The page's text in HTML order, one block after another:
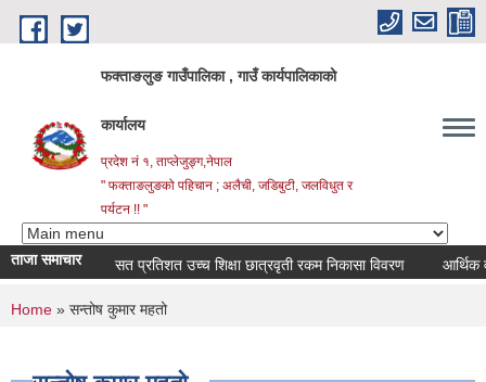
Skip to main content
फक्ताङलुङ गाउँपालिका , गाउँ कार्यपालिकाको
कार्यालय
प्रदेश नं १, ताप्लेजुङ्ग,नेपाल
" फक्ताङलुङको पहिचान ; अलैची, जडिबुटी, जलविधुत र
पर्यटन !! "
ताजा समाचार सत प्रतिशत उच्च शिक्षा छात्रवृती रकम निकासा विवरण आर्थिक वर्ष
You are here
Home » सन्तोष कुमार महतो